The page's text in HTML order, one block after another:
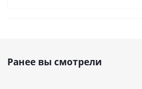
Ранее вы смотрели